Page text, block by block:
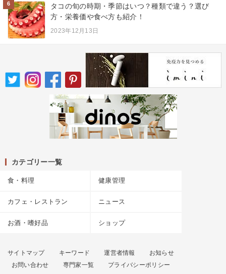
6
タコの旬の時期・季節はいつ？種類で違う？選び
方・栄養価や食べ方も紹介！
2023年12月13日
カテゴリー一覧
食・料理 健康管理
カフェ・レストラン ニュース
お酒・嗜好品 ショップ
サイトマップ キーワード 運営者情報
お知らせ
お問い合わせ
専門家一覧 プライバシーポリシー